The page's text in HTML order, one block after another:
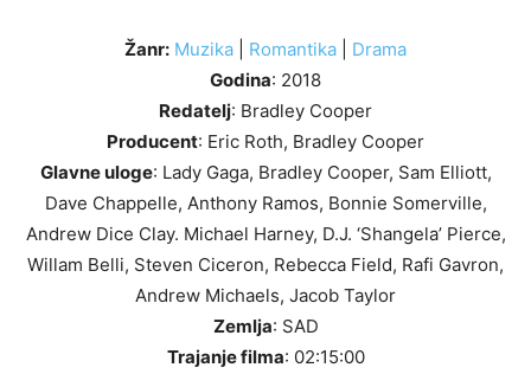
Žanr: Muzika Romantika
Drama
Godina: 2018
Redatelj: Bradley Cooper
Producent: Eric Roth, Bradley Cooper
Glavne uloge: Lady Gaga, Bradley Cooper, Sam Elliott,
Dave Chappelle, Anthony Ramos, Bonnie Somerville,
Andrew Dice Clay. Michael Harney, D.J. ‘Shangela’ Pierce,
Willam Belli, Steven Ciceron, Rebecca Field, Rafi Gavron,
Andrew Michaels, Jacob Taylor
Zemlja: SAD
Trajanje filma: 02:15:00